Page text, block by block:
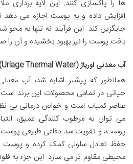
ها را پاکسازی کنند. این لایه برداری
افزایش داده و به پوست اجازه می
جایگزین کند. این فرآیند نه تنها به
بافت پوست را نیز بهبود بخشیده و آن
آب معدنی اوریاژ (Uriage Thermal Water)
همانطور که پیشتر اشاره شد، آب معدنی
حیاتی در تمامی محصولات این برند
عناصر کمیاب است و خواص درمانی بی
می توان به مرطوب کنندگی عمیق،
پوست، و تقویت سد دفاعی طبیعی پوست
حفظ تعادل سلولی کمک کرده و پوست
محیطی مقاوم تر می سازد. این جزء به